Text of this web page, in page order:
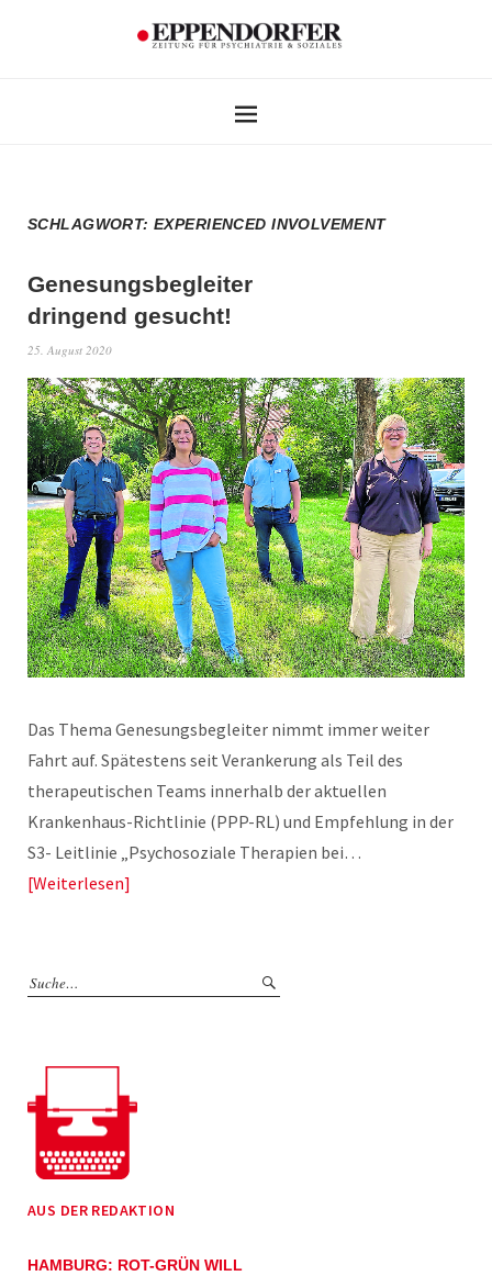
SCHLAGWORT:EXPERIENCED INVOLVEMENT
Genesungsbegleiter
dringend gesucht!
25. August 2020
Das Thema Genesungsbegleiter nimmt immer weiter
Fahrt auf. Spätestens seit Verankerung als Teil des
therapeutischen Teams innerhalb der aktuellen
Krankenhaus-Richtlinie (PPP-RL) und Empfehlung in der
S3- Leitlinie „Psychosoziale Therapien bei…
Weiterlesen
AUS DER REDAKTION
HAMBURG: ROT-GRÜN WILL